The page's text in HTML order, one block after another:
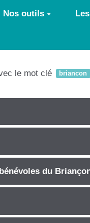
Nos outils
le mot clé briancon
du